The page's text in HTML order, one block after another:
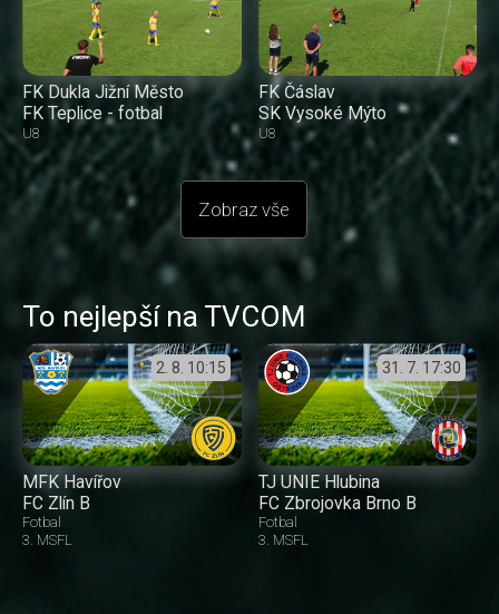
FK Dukla Jižní Město
FK Teplice - fotbal
U8
FK Čáslav
SK Vysoké Mýto
U8
Zobraz vše
To nejlepší na TVCOM
2. 8. 10:15
MFK Havířov
FC Zlín B
Fotbal
3. MSFL
31. 7. 17:30
TJ UNIE Hlubina
FC Zbrojovka Brno B
Fotbal
3. MSFL